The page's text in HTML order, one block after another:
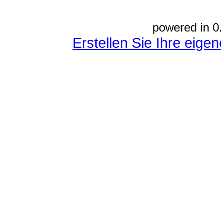
powered in
Erstellen Sie Ihre